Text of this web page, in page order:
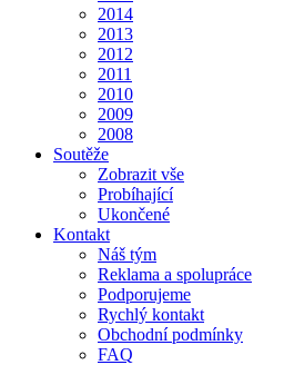
2014
2013
2012
2011
2010
2009
2008
Soutěže
Zobrazit vše
Probíhající
Ukončené
Kontakt
Náš tým
Reklama a spolupráce
Podporujeme
Rychlý kontakt
Obchodní podmínky
FAQ